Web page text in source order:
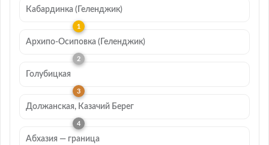
Кабардинка (Геленджик)
Архипо-Осиповка (Геленджик)
Голубицкая
Должанская, Казачий Берег
Абхазия — граница